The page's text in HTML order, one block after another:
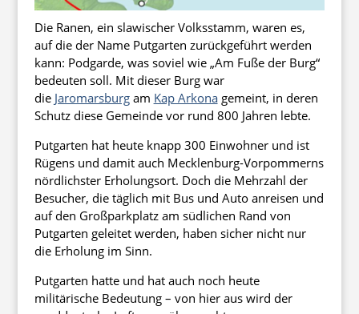
Die Ranen, ein slawischer Volksstamm, waren es,
auf die der Name Putgarten zurückgeführt werden
kann: Podgarde, was soviel wie „Am Fuße der Burg“
bedeuten soll. Mit dieser Burg war
die Jaromarsburgam Kap Arkonagemeint, in deren
Schutz diese Gemeinde vor rund 800 Jahren lebte.
Putgarten hat heute knapp 300 Einwohner und ist
Rügens und damit auch Mecklenburg-Vorpommerns
nördlichster Erholungsort. Doch die Mehrzahl der
Besucher, die täglich mit Bus und Auto anreisen und
auf den Großparkplatz am südlichen Rand von
Putgarten geleitet werden, haben sicher nicht nur
die Erholung im Sinn.
Putgarten hatte und hat auch noch heute
militärische Bedeutung – von hier aus wird der